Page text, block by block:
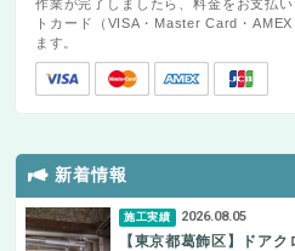
作業が完了しましたら、料金をお支払
トカード（VISA・Master Card・
ます。
新着情報
施工実績 2026.08.05
【東京都葛飾区】ドア